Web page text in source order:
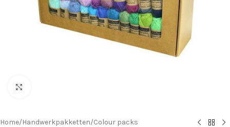
Home/Handwerkpakketten/Colour packs